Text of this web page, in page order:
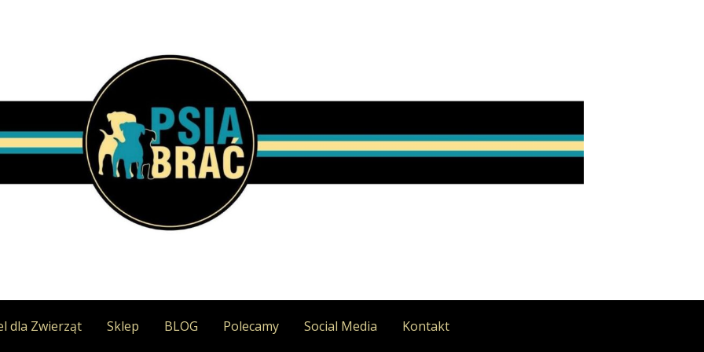
dla Zwierząt Sklep BLOG Polecamy Social Media Kontakt